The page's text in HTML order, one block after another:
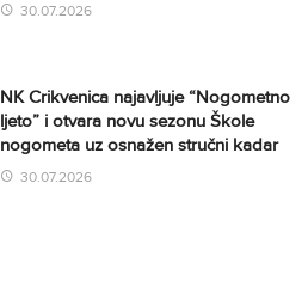
30.07.2026
NK Crikvenica najavljuje “Nogometno
ljeto” i otvara novu sezonu Škole
nogometa uz osnažen stručni kadar
30.07.2026